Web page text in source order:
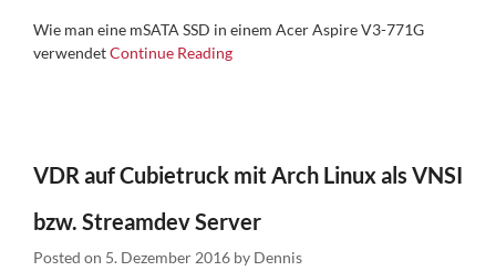
Wie man eine mSATA SSD in einem Acer Aspire V3-771G
verwendetContinue Reading
VDR auf Cubietruck mit Arch Linux als VNSI
bzw. Streamdev Server
Posted on 5. Dezember 2016 by Dennis